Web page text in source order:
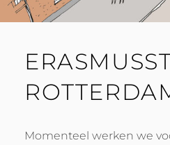
Momenteel werken we